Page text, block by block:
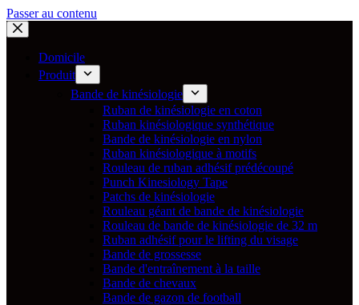
Passer au contenu
Domicile
Produit
Bande de kinésiologie
Ruban de kinésiologie en coton
Ruban kinésiologique synthétique
Bande de kinésiologie en nylon
Ruban kinésiologique à motifs
Rouleau de ruban adhésif prédécoupé
Punch Kinesiology Tape
Patchs de kinésiologie
Rouleau géant de bande de kinésiologie
Rouleau de bande de kinésiologie de 32 m
Ruban adhésif pour le lifting du visage
Bande de grossesse
Bande d'entraînement à la taille
Bande de chevaux
Bande de gazon de football